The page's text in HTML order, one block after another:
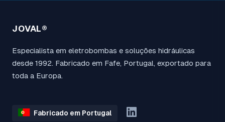
JOVAL®
Especialista em eletrobombas e soluções hidráulicas
desde 1992. Fabricado em Fafe, Portugal, exportado para
toda a Europa.
Fabricado em Portugal